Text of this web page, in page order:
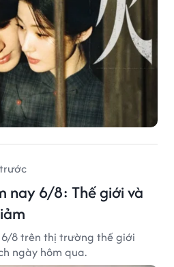
nay 6/8: Thế giới và
8 trên thị trường thế giới
ngày hôm qua.